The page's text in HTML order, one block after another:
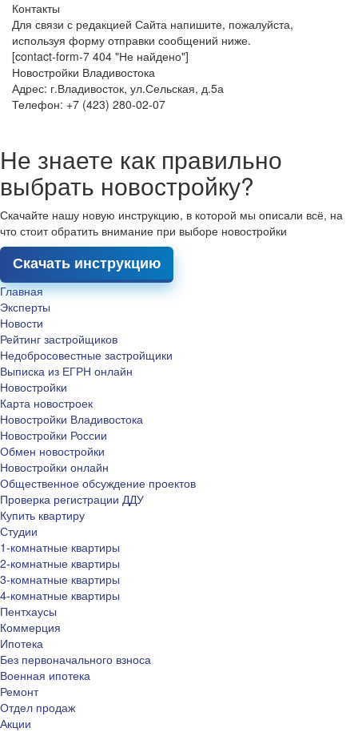
Контакты
Для связи с редакцией Сайта напишите, пожалуйста,
используя форму отправки сообщений ниже.
[contact-form-7 404 "Не найдено"]
Новостройки Владивостока
Адрес: г.Владивосток, ул.Сельская, д.5а
Телефон: +7 (423) 280-02-07
Не знаете как правильно
выбрать новостройку?
Скачайте нашу новую инструкцию, в которой мы описали всё, на
что стоит обратить внимание при выборе новостройки
Скачать инструкцию
Главная
Эксперты
Новости
Рейтинг застройщиков
Недобросовестные застройщики
Выписка из ЕГРН онлайн
Новостройки
Карта новостроек
Новостройки Владивостока
Новостройки России
Обмен новостройки
Новостройки онлайн
Общественное обсуждение проектов
Проверка регистрации ДДУ
Купить квартиру
Студии
1-комнатные квартиры
2-комнатные квартиры
3-комнатные квартиры
4-комнатные квартиры
Пентхаусы
Коммерция
Ипотека
Без первоначального взноса
Военная ипотека
Ремонт
Отдел продаж
Акции